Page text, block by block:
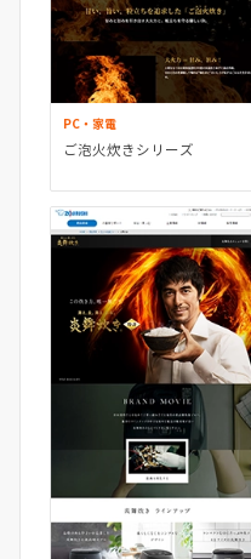
PC・家電
ご泡火炊きシリーズ